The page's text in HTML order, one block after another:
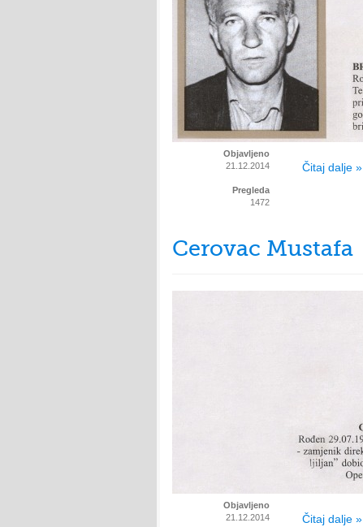
Objavljeno
21.12.2014
Pregleda
1472
Čitaj dalje »
Cerovac Mustafa
Objavljeno
21.12.2014
Čitaj dalje »